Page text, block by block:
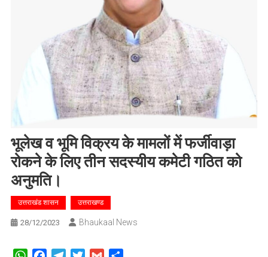
भूलेख व भूमि विक्रय के मामलों में फर्जीवाड़ा
रोकने के लिए तीन सदस्यीय कमेटी गठित को
अनुमति।
उत्तराखंड शासन उत्तराखण्ड
28/12/2023 Bhaukaal News